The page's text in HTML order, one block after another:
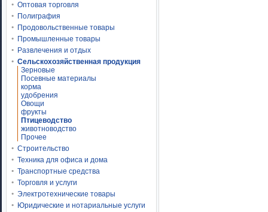
Оптовая торговля
Полиграфия
Продовольственные товары
Промышленные товары
Развлечения и отдых
Сельскохозяйственная продукция
Зерновые
Посевные материалы
корма
удобрения
Овощи
фрукты
Птицеводство
животноводство
Прочее
Строительство
Техника для офиса и дома
Транспортные средства
Торговля и услуги
Электротехнические товары
Юридические и нотариальные услуги